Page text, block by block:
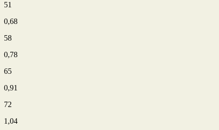
51
0,68
58
0,78
65
0,91
72
1,04